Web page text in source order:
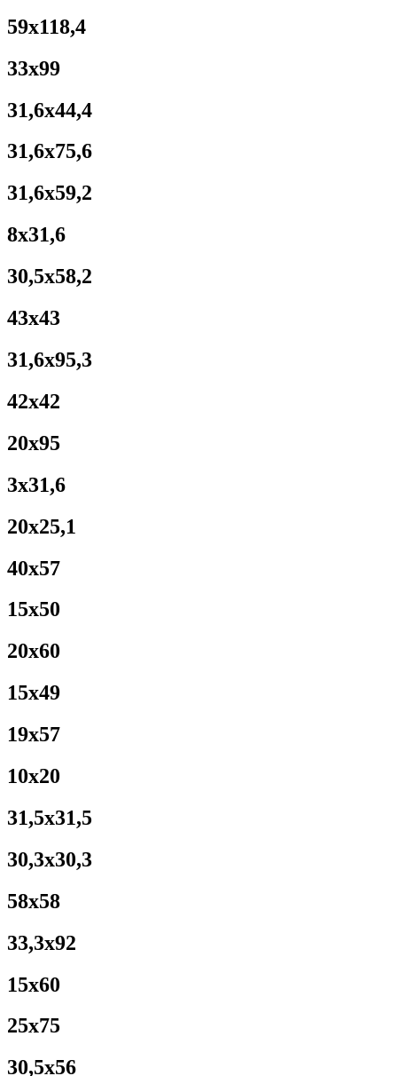
59x118,4
33x99
31,6x44,4
31,6x75,6
31,6x59,2
8x31,6
30,5x58,2
43x43
31,6x95,3
42x42
20x95
3x31,6
20x25,1
40x57
15x50
20x60
15x49
19x57
10x20
31,5x31,5
30,3x30,3
58x58
33,3x92
15x60
25x75
30,5x56